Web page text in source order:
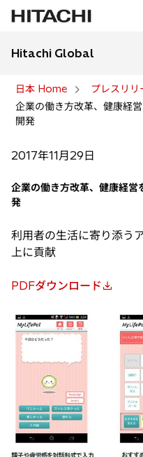
Hitachi Global
日本 Home
プレスリリ
企業の働き方改革、健康経
開発
2017年11月29日
企業の働き方改革、健康経
発
利用者の生活に寄り添う
上に貢献
PDFダウンロード
新
い
タ
ブ
く